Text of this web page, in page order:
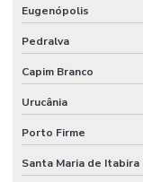
Eugenópolis
Pedralva
Capim Branco
Urucânia
Porto Firme
Santa Maria de Itabira